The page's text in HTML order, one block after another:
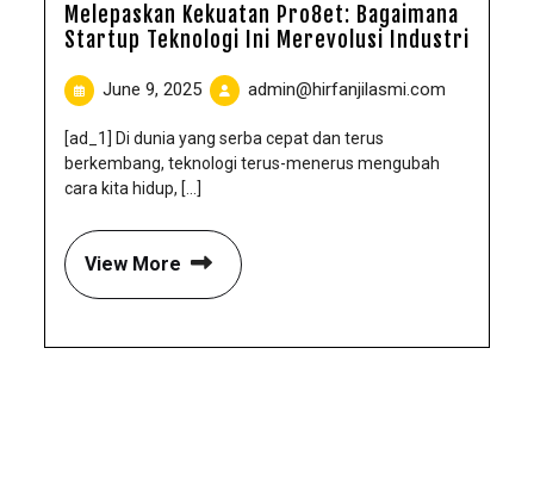
Melepaskan Kekuatan Pro8et: Bagaimana
Startup Teknologi Ini Merevolusi Industri
June 9, 2025 admin@hirfanjilasmi.com
[ad_1] Di dunia yang serba cepat dan terus
berkembang, teknologi terus-menerus mengubah
cara kita hidup, [...]
View More